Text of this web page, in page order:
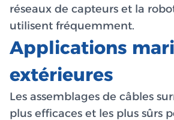
réseaux de capteurs et la
utilisent fréquemment.
Applications
extérieures
Les assemblages de câbles
plus efficaces et les plus sûrs